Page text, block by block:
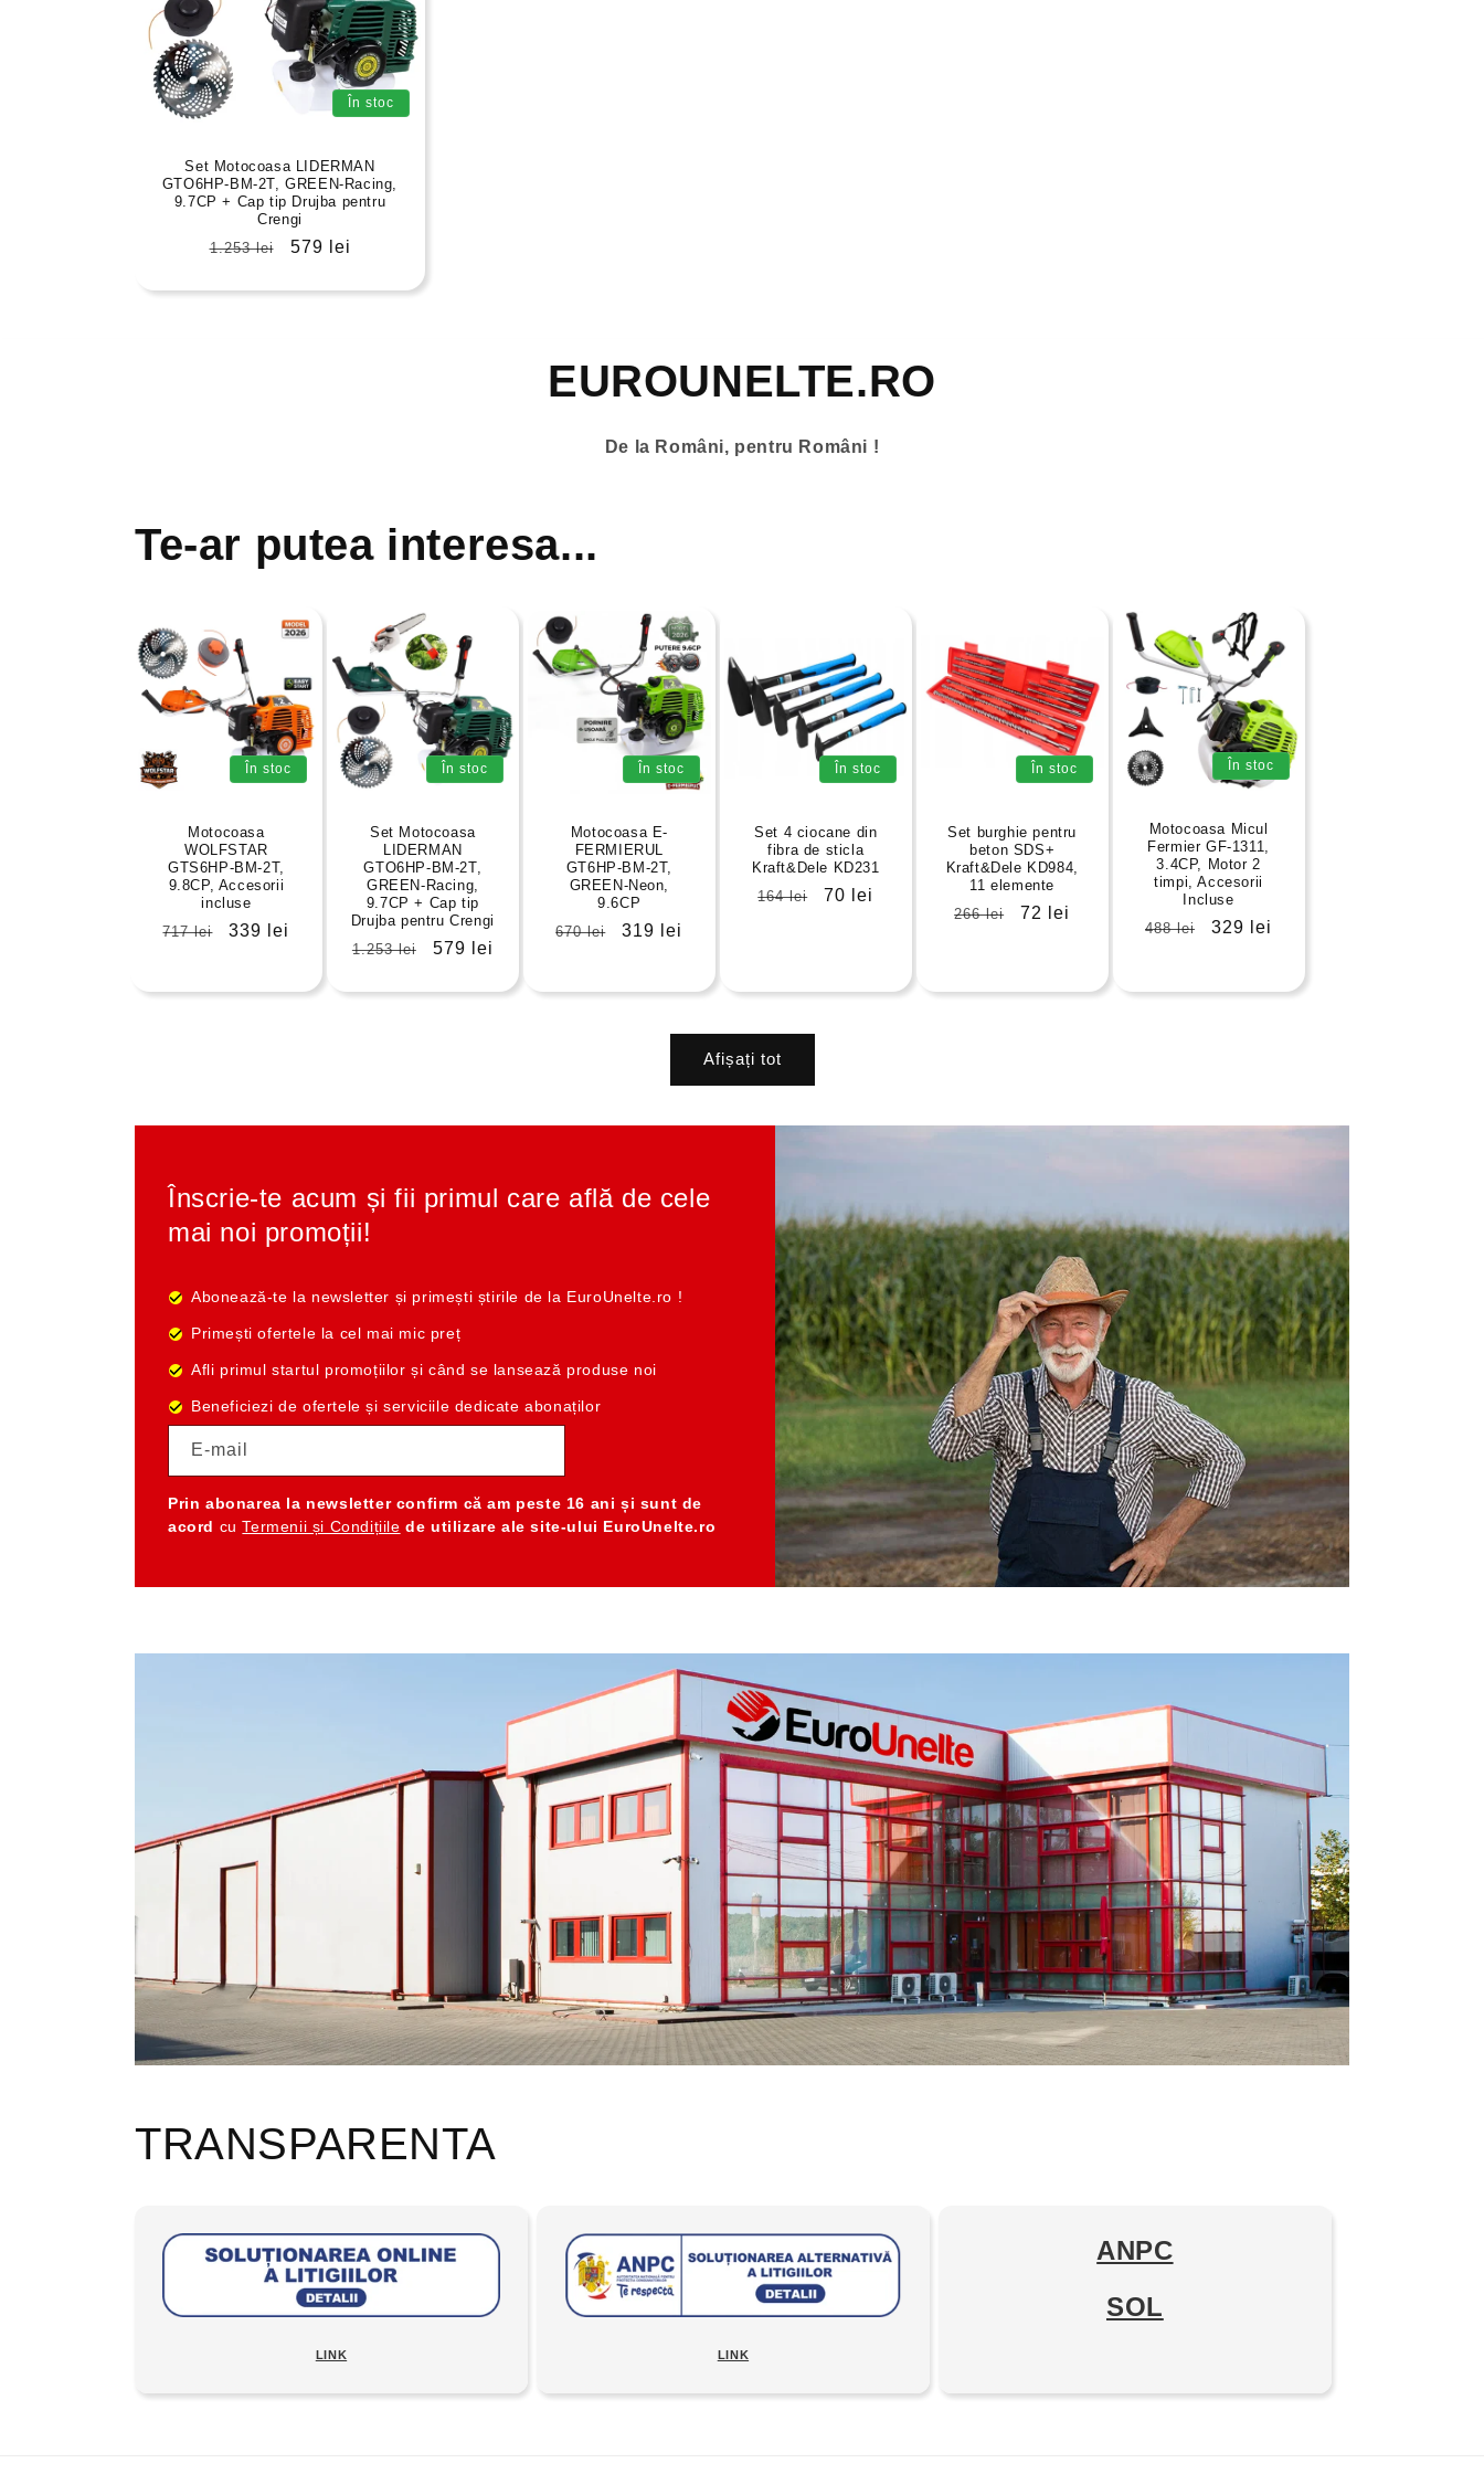
e
În stoc
Set Motocoasa LIDERMAN
GTO6HP-BM-2T, GREEN-Racing,
9.7CP + Cap tip Drujba pentru
Crengi
Preț
1.253 lei
Preț
579 lei
EUROUNELTE.RO
De la Români, pentru Români !
Te-ar putea interesa...
În stoc
Motocoasa
WOLFSTAR
GTS6HP-BM-2T,
9.8CP, Accesorii
incluse
Preț
717 lei
Preț
339 lei
În stoc
Set Motocoasa
LIDERMAN
GTO6HP-BM-2T,
GREEN-Racing,
9.7CP + Cap tip
Drujba pentru Crengi
Preț
1.253 lei
Preț
579 lei
În stoc
Motocoasa E-
FERMIERUL
GT6HP-BM-2T,
GREEN-Neon,
9.6CP
Preț
670 lei
Preț
319 lei
În stoc
Set 4 ciocane din
fibra de sticla
Kraft&Dele KD231
Preț
164 lei
Preț
70 lei
În stoc
Set burghie pentru
beton SDS+
Kraft&Dele KD984,
11 elemente
Preț
266 lei
Preț
72 lei
În stoc
Motocoasa Micul
Fermier GF-1311,
3.4CP, Motor 2
timpi, Accesorii
Incluse
Preț
488 lei
Preț
329 lei
Afișați tot
Înscrie-te acum și fii primul care află de cele
mai noi promoții!
Abonează-te la newsletter și primești știrile de la EuroUnelte.ro !
Primești ofertele la cel mai mic preț
Afli primul startul promoțiilor și când se lansează produse noi
Beneficiezi de ofertele și serviciile dedicate abonaților
E-mail
Prin abonarea la newsletter confirm că am peste 16 ani și sunt de
acord cuTermenii și Condițiile de utilizare ale site-ului EuroUnelte.ro
TRANSPARENTA
LINK LINK
ANPC
SOL